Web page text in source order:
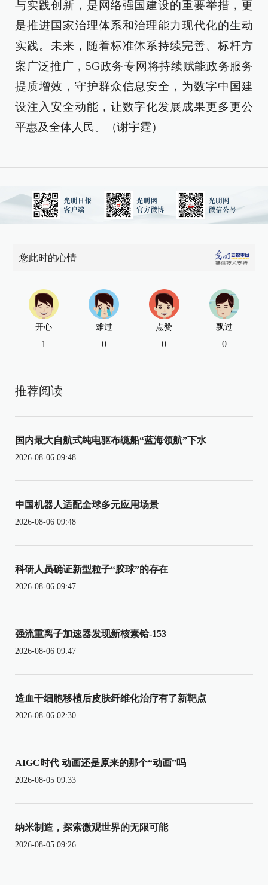
与实践创新，是网络强国建设的重要举措，更
是推进国家治理体系和治理能力现代化的生动
实践。未来，随着标准体系持续完善、标杆方
案广泛推广，5G政务专网将持续赋能政务服务
提质增效，守护群众信息安全，为数字中国建
设注入安全动能，让数字化发展成果更多更公
平惠及全体人民。（谢宇霆）
您此时的心情
开心
1
难过
0
点赞
0
飘过
0
推荐阅读
国内最大自航式纯电驱布缆船“蓝海领航”下水
2026-08-06 09:48
中国机器人适配全球多元应用场景
2026-08-06 09:48
科研人员确证新型粒子“胶球”的存在
2026-08-06 09:47
强流重离子加速器发现新核素铪-153
2026-08-06 09:47
造血干细胞移植后皮肤纤维化治疗有了新靶点
2026-08-06 02:30
AIGC时代 动画还是原来的那个“动画”吗
2026-08-05 09:33
纳米制造，探索微观世界的无限可能
2026-08-05 09:26